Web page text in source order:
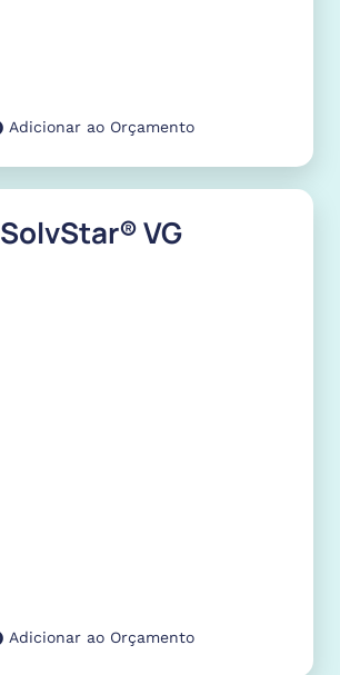
Adicionar ao Orçamento
SolvStar® VG
Adicionar ao Orçamento